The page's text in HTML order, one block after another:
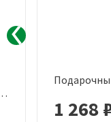
1 268